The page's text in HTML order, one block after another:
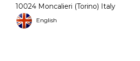
10024 Moncalieri (Torino) Italy
English